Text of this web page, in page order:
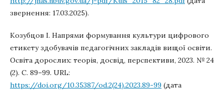
звернення: 17.03.2025).
Козубцов І. Напрями формування культури цифрового
етикету здобувачів педагогічних закладів вищої освіти.
Освіта дорослих: теорія, досвід, перспективи, 2023. № 24
(2). С. 89–99. URL:
https://doi.org/10.35387/od.2(24).2023.89-99 (дата